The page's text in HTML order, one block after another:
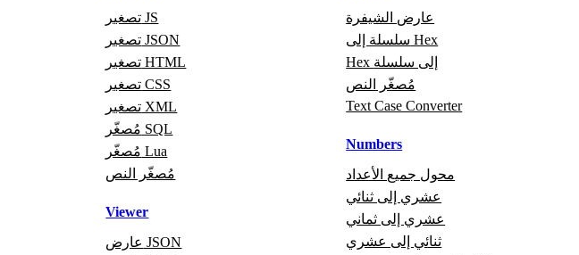
تصغير JS
تصغير JSON
تصغير HTML
تصغير CSS
تصغير XML
مُصغّر SQL
مُصغّر Lua
مُصغّر النص
Viewer
عارض JSON
عارض الشيفرة
سلسلة إلى Hex
Hex إلى سلسلة
مُصغّر النص
Text Case Converter
Numbers
محول جميع الأعداد
عشري إلى ثنائي
عشري إلى ثماني
ثنائي إلى عشري